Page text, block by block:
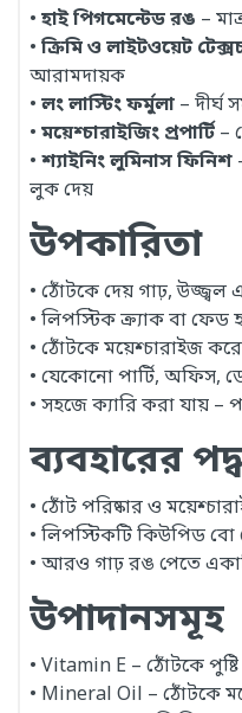
• হাই পিগমেন্টেড রঙ –
• ক্রিমি ও লাইটওয়েট
আরামদায়ক
• লং লাস্টিং ফর্মুলা – দীর্ঘ
• ময়েশ্চারাইজিং প্রপার্টি –
• শ্যাইনিং লুমিনাস ফিনিশ
লুক দেয়
উপকারিতা
• ঠোঁটকে দেয় গাঢ়, উজ্জ্বল
• লিপস্টিক ক্র্যাক বা ফেড
• ঠোঁটকে ময়েশ্চারাইজ
• যেকোনো পার্টি, অফিস,
• সহজে ক্যারি করা যায় –
ব্যবহারের
• ঠোঁট পরিষ্কার ও
• লিপস্টিকটি কিউপিড বো
• আরও গাঢ় রঙ পেতে
উপাদানসমূহ
• Vitamin E – ঠোঁটকে
• Mineral Oil – ঠোঁটকে